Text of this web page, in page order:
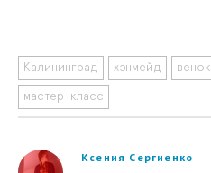
Калининград хэнмейд венок
мастер-класс
Ксения Сергиенко